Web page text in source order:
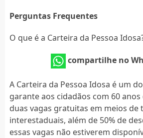
Perguntas Frequentes
O que é a Carteira da Pessoa
compartilhe no
A Carteira da Pessoa Idosa é um
garante aos cidadãos com 60
duas vagas gratuitas em meios de
interestaduais, além de 50% de
essas vagas não estiverem